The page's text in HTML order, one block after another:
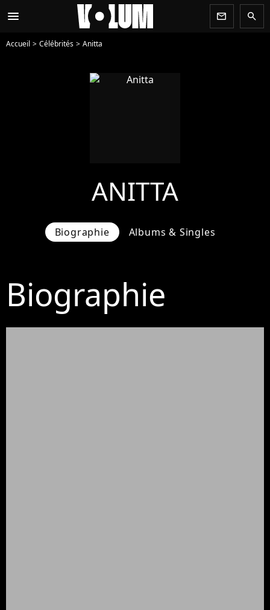
menu newsletter search
Accueil Célébrités Anitta
ANITTA
Biographie Albums & Singles
Biographie